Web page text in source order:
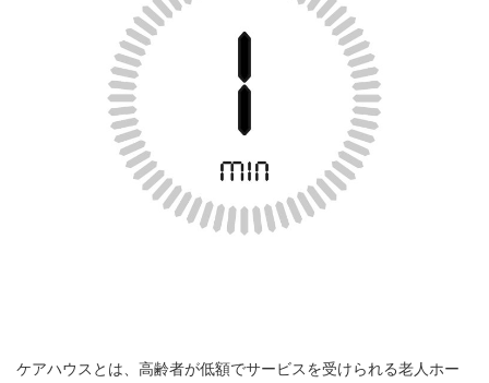
ケアハウスとは、高齢者が低額でサービスを受けられる老人ホー